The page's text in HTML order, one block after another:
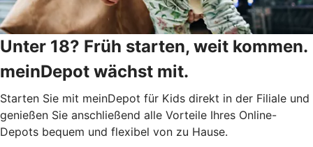
Unter 18? Früh starten, weit kommen.
meinDepot wächst mit.
Starten Sie mit meinDepot für Kids direkt in der Filiale und
genießen Sie anschließend alle Vorteile Ihres Online-
Depots bequem und flexibel von zu Hause.